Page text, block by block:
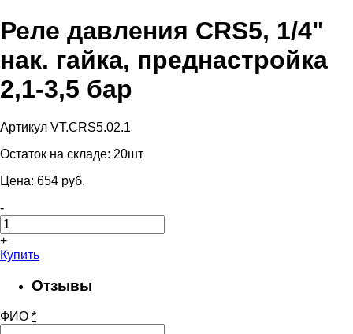
Реле давления CRS5, 1/4"
нак. гайка, преднастройка
2,1-3,5 бар
Артикул VT.CRS5.02.1
Остаток на складе: 20шт
Цена: 654 pуб.
-
+
Купить
Отзывы
ФИО *